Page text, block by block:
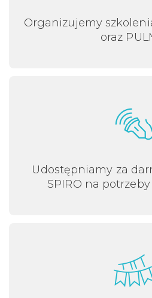
Organizujemy
oraz
Udostępniamy za
SPIRO na